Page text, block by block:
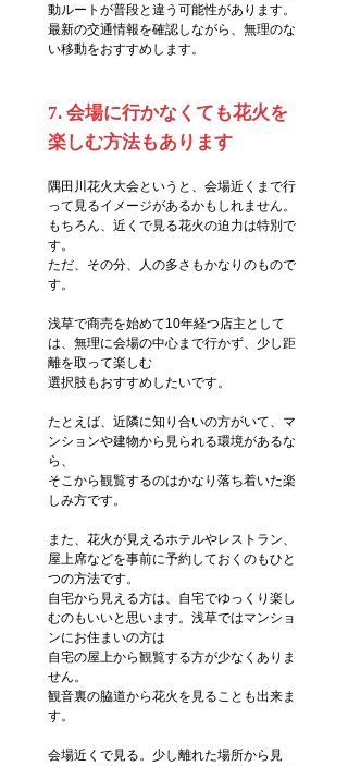
動ルートが普段と違う可能性があります。
最新の交通情報を確認しながら、無理のな
い移動をおすすめします。
7. 会場に行かなくても花火を
楽しむ方法もあります
隅田川花火大会というと、会場近くまで行
って見るイメージがあるかもしれません。
もちろん、近くで見る花火の迫力は特別で
す。
ただ、その分、人の多さもかなりのもので
す。
浅草で商売を始めて10年経つ店主として
は、無理に会場の中心まで行かず、少し距
離を取って楽しむ
選択肢もおすすめしたいです。
たとえば、近隣に知り合いの方がいて、マ
ンションや建物から見られる環境があるな
ら、
そこから観覧するのはかなり落ち着いた楽
しみ方です。
また、花火が見えるホテルやレストラン、
屋上席などを事前に予約しておくのもひと
つの方法です。
自宅から見える方は、自宅でゆっくり楽し
むのもいいと思います。浅草ではマンショ
ンにお住まいの方は
自宅の屋上から観覧する方が少なくありま
せん。
観音裏の脇道から花火を見ることも出来ま
す。
会場近くで見る。少し離れた場所から見